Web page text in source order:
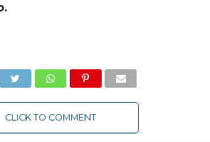
CLICK TO COMMENT